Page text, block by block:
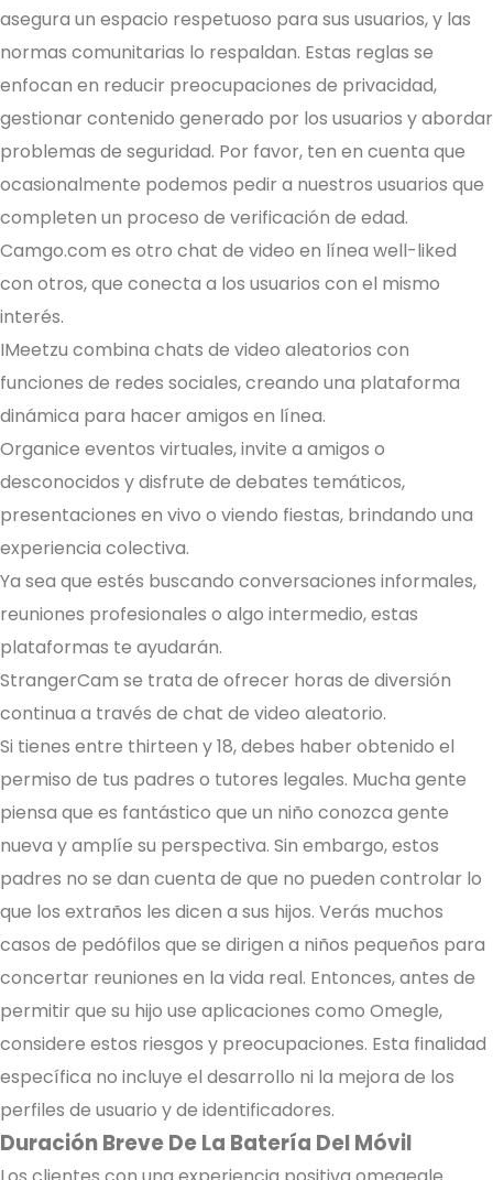
asegura un espacio respetuoso para sus usuarios, y las
normas comunitarias lo respaldan. Estas reglas se
enfocan en reducir preocupaciones de privacidad,
gestionar contenido generado por los usuarios y abordar
problemas de seguridad. Por favor, ten en cuenta que
ocasionalmente podemos pedir a nuestros usuarios que
completen un proceso de verificación de edad.
Camgo.com es otro chat de video en línea well-liked
con otros, que conecta a los usuarios con el mismo
interés.
IMeetzu combina chats de video aleatorios con
funciones de redes sociales, creando una plataforma
dinámica para hacer amigos en línea.
Organice eventos virtuales, invite a amigos o
desconocidos y disfrute de debates temáticos,
presentaciones en vivo o viendo fiestas, brindando una
experiencia colectiva.
Ya sea que estés buscando conversaciones informales,
reuniones profesionales o algo intermedio, estas
plataformas te ayudarán.
StrangerCam se trata de ofrecer horas de diversión
continua a través de chat de video aleatorio.
Si tienes entre thirteen y 18, debes haber obtenido el
permiso de tus padres o tutores legales. Mucha gente
piensa que es fantástico que un niño conozca gente
nueva y amplíe su perspectiva. Sin embargo, estos
padres no se dan cuenta de que no pueden controlar lo
que los extraños les dicen a sus hijos. Verás muchos
casos de pedófilos que se dirigen a niños pequeños para
concertar reuniones en la vida real. Entonces, antes de
permitir que su hijo use aplicaciones como Omegle,
considere estos riesgos y preocupaciones. Esta finalidad
específica no incluye el desarrollo ni la mejora de los
perfiles de usuario y de identificadores.
Duración Breve De La Batería Del Móvil